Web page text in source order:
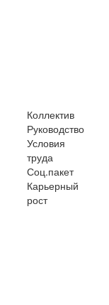
Коллектив
Руководство
Условия
труда
Соц.пакет
Карьерный
рост